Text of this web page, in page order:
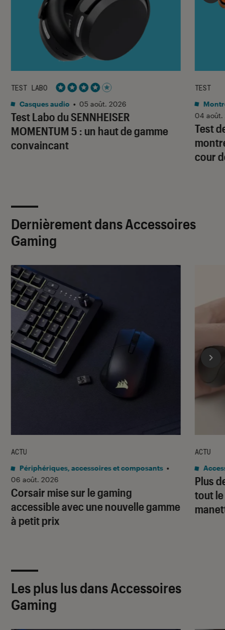
Test Labo du SENNHEISER
MOMENTUM 5 : un haut de gamme
convaincant
TEST LABO
Noté 4 étoiles sur 5
Casques audio • 05 août. 2026
Test
cour
TEST
04 août.
Dernièrement dans Accessoires
Gaming
Corsair mise sur le gaming
accessible avec une nouvelle gamme
à petit prix
ACTU
Périphériques, accessoires et composants •
06 août. 2026
Plus
tout
ACTU
Les plus lus dans Accessoires
Gaming